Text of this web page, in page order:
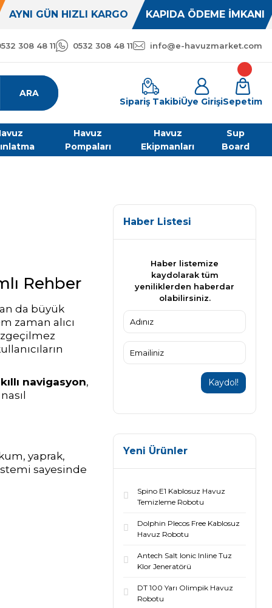
AYNI GÜN HIZLI KARGO KAPIDA ÖDEME İMKANI
308 48 11 0532 308 48 11 info@e-havuzmarket.com
ARA
Sipariş TakibiÜye GirişiSepetim
Havuz
Pompaları
Havuz
Ekipmanları
Sup
Board
Rehber
da büyük
zaman alıcı
navigasyon,
yaprak,
sayesinde
Haber Listesi
Haber listemize
kaydolarak tüm
yeniliklerden haberdar
olabilirsiniz.
Kaydol!
Yeni Ürünler
Spino E1 Kablosuz Havuz
Temizleme Robotu
Dolphin Plecos Free Kablosuz
Havuz Robotu
Antech Salt Ionic Inline Tuz
Klor Jeneratörü
DT 100 Yarı Olimpik Havuz
Robotu